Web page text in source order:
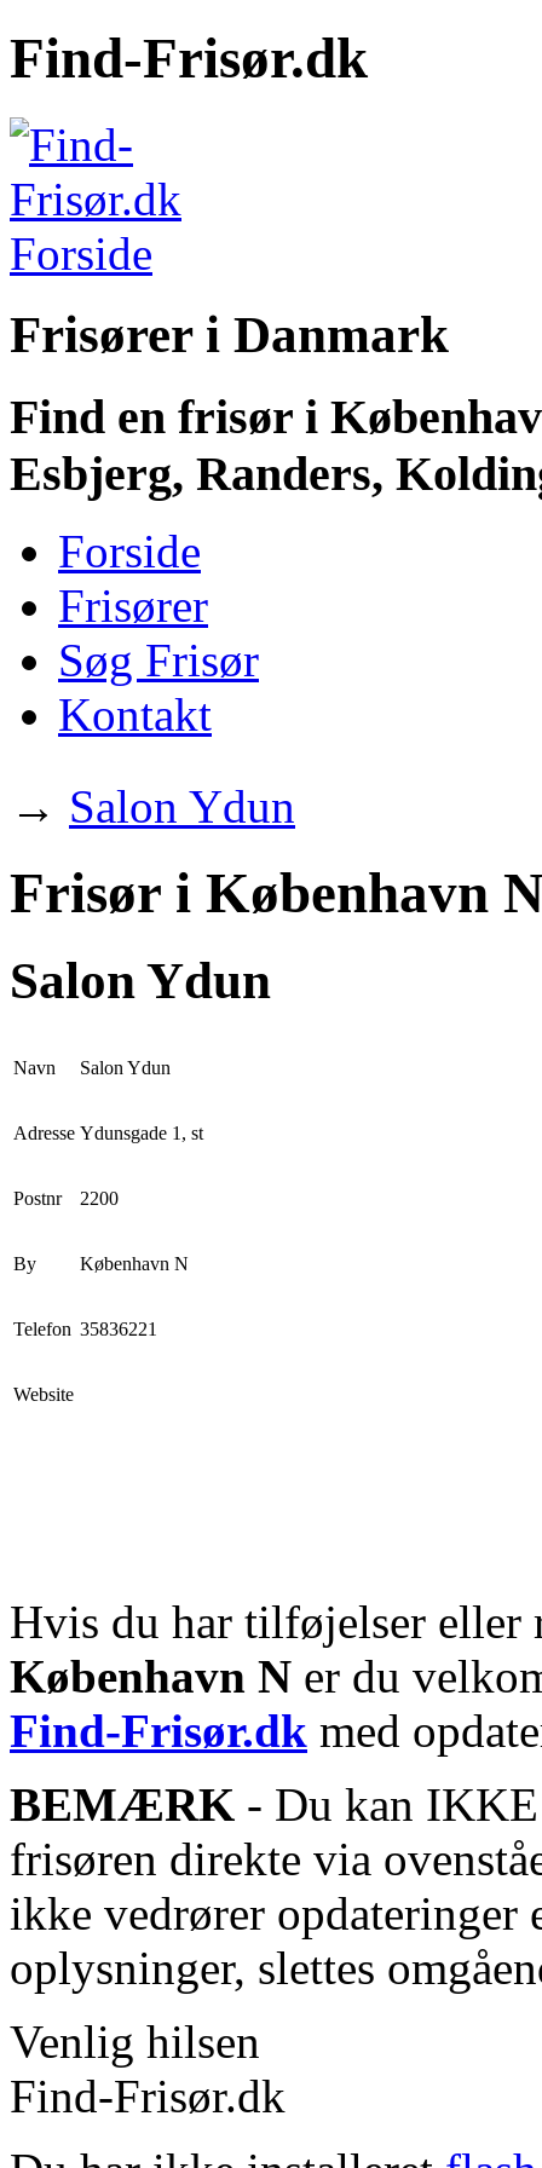
Find-Frisør.dk
Frisører i Danmark
Find en frisør i
Esbjerg, Randers,
Forside
Frisører
Søg Frisør
Kontakt
→ Salon Ydun
Frisør i København
Salon Ydun
Navn Salon Ydun
Adresse Ydunsgade 1, st
Postnr 2200
By København N
Telefon 35836221
Website
Hvis du har tilføjelser eller
København N er du
Find-Frisør.dk med
BEMÆRK - Du kan IKKE
frisøren direkte via
ikke vedrører opdateringer
oplysninger, slettes
Venlig hilsen
Find-Frisør.dk